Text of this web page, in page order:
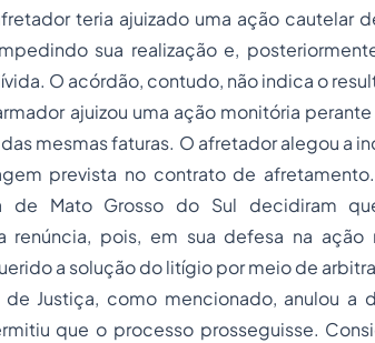
teria ajuizado uma ação cautelar
sua realização e,
O acórdão, contudo, não indica o
ajuizou uma ação monitória
mesmas faturas. O afretador alegou a
prevista no contrato de
de Mato Grosso do Sul decidiram
renúncia, pois, em sua defesa na ação
a solução do litígio por meio de
de Justiça, como mencionado, anulou a
que o processo prosseguisse.